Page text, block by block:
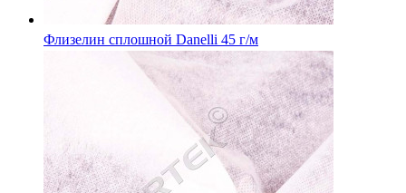
Флизелин сплошной Danelli 45 г/м